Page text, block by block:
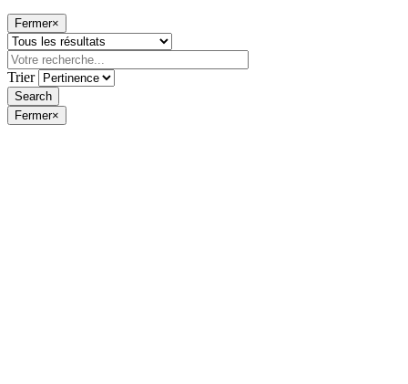
Fermer×
Trier
Fermer×